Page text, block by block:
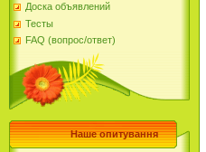
Доска объявлений
Тесты
FAQ (вопрос/ответ)
Наше опитування